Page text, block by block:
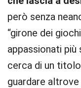
però senza
“girone dei
appassionati
cerca di un
guardare